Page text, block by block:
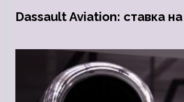
Dassault Aviation: ставка